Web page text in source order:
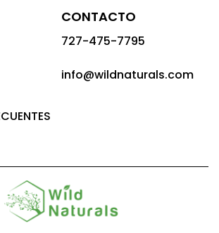
CONTACTO
727-475-7795
info@wildnaturals.com